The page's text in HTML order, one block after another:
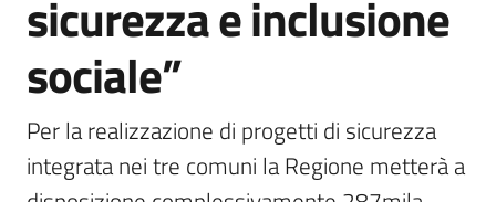
sicurezza e inclusione
sociale”
Per la realizzazione di progetti di sicurezza
integrata nei tre comuni la Regione metterà a